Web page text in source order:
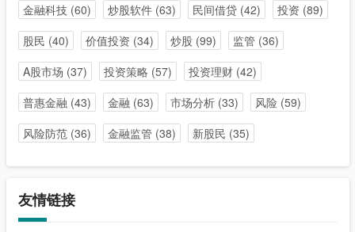
金融科技(60) 炒股软件(63) 民间借贷(42) 投资 (89)
股民 (40) 价值投资 (34) 炒股 (99) 监管 (36)
A股市场 (37) 投资策略 (57) 投资理财(42)
普惠金融 (43) 金融 (63) 市场分析(33) 风险(59)
风险防范(36) 金融监管 (38) 新股民 (35)
友情链接